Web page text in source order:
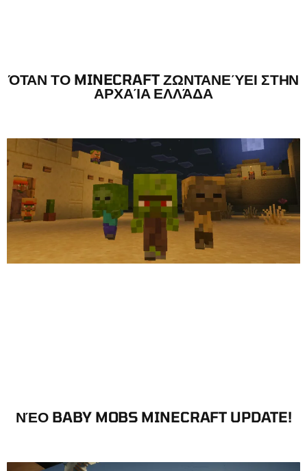
ΌΤΑΝ ΤΟ MINECRAFT ΖΩΝΤΑΝΕΎΕΙ ΣΤΗΝ
ΑΡΧΑΊΑ ΕΛΛΆΔΑ
ΝΈΟ BABY MOBS MINECRAFT UPDATE!